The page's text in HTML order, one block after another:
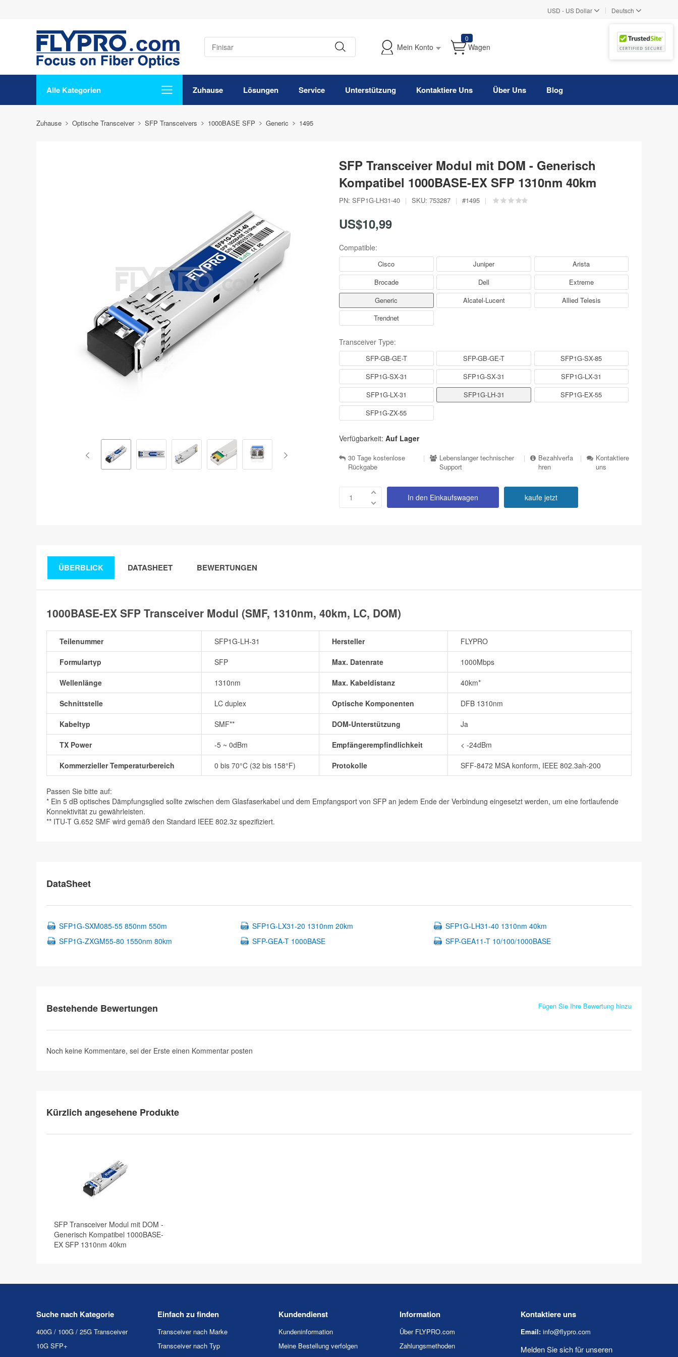
USD - US Dollar | Deutsch
Mein Konto
0
Wagen
Alle Kategorien Zuhause Lösungen Service Unterstützung Kontaktiere Uns Über Uns Blog
Zuhause Optische Transceiver SFP Transceivers 1000BASE SFP Generic 1495
SFP Transceiver Modul mit DOM - Generisch
Kompatibel 1000BASE-EX SFP 1310nm 40km
PN: SFP1G-LH31-40 | SKU: 753287 | #1495 |
US$10,99
Compatible:
Cisco Juniper
Arista
Brocade
Dell
Extreme
Generic
Alcatel-Lucent
Allied Telesis
Trendnet
Transceiver Type:
SFP-GB-GE-T SFP-GB-GE-T
SFP1G-SX-85
SFP1G-SX-31
SFP1G-SX-31
SFP1G-LX-31
SFP1G-LX-31
SFP1G-LH-31
SFP1G-EX-55
SFP1G-ZX-55
Verfügbarkeit: Auf Lager
30 Tage kostenlose
Rückgabe
|
Lebenslanger technischer
Support
|
Bezahlverfa
hren
|
Kontaktiere
uns
In den Einkaufswagen kaufe jetzt
ÜBERBLICK DATASHEET BEWERTUNGEN
1000BASE-EX SFP Transceiver Modul (SMF, 1310nm, 40km, LC, DOM)
Teilenummer SFP1G-LH-31 Hersteller FLYPRO
Formulartyp SFP Max. Datenrate 1000Mbps
Wellenlänge 1310nm Max. Kabeldistanz 40km*
Schnittstelle LC duplex Optische Komponenten DFB 1310nm
Kabeltyp SMF** DOM-Unterstützung Ja
TX Power -5 ~ 0dBm Empfängerempfindlichkeit < -24dBm
Kommerzieller Temperaturbereich 0 bis 70°C (32 bis 158°F) Protokolle SFF-8472 MSA konform, IEEE 802.3ah-200
Passen Sie bitte auf:
* Ein 5 dB optisches Dämpfungsglied sollte zwischen dem Glasfaserkabel und dem Empfangsport von SFP an jedem Ende der Verbindung eingesetzt werden, um eine fortlaufende
Konnektivität zu gewährleisten.
** ITU-T G.652 SMF wird gemäß den Standard IEEE 802.3z spezifiziert.
DataSheet
SFP1G-SXM085-55 850nm 550m SFP1G-LX31-20 1310nm 20km
SFP1G-LH31-40 1310nm 40km
SFP1G-ZXGM55-80 1550nm 80km
SFP-GEA-T 1000BASE SFP-GEA11-T 10/100/1000BASE
Bestehende Bewertungen Fügen Sie Ihre Bewertung hinzu
Noch keine Kommentare, sei der Erste einen Kommentar posten
Kürzlich angesehene Produkte
SFP Transceiver Modul mit DOM -
Generisch Kompatibel 1000BASE-
EX SFP 1310nm 40km
Suche nach Kategorie
400G / 100G / 25G Transceiver
10G SFP+
Einfach zu finden
Transceiver nach Marke
Transceiver nach Typ
Kundendienst
Kundeninformation
Meine Bestellung verfolgen
Information
Über FLYPRO.com
Zahlungsmethoden
Kontaktiere uns
Email: info@flypro.com
Melden Sie sich für unseren